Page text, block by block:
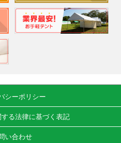
シーポリシー
る法律に基づく表記
い合わせ